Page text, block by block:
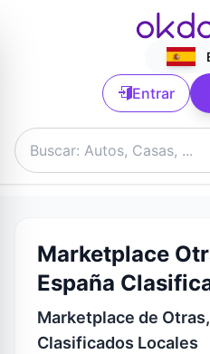
Entrar
Marketplace
España
Marketplace de
Clasificados Locales